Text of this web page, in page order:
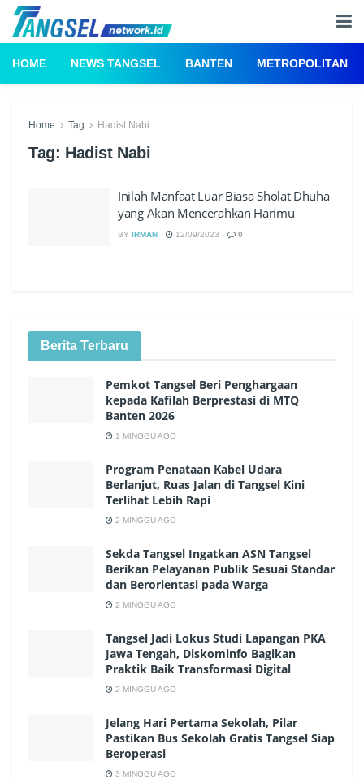
HOME NEWS TANGSEL BANTEN METROPOLITAN
Home Tag Hadist Nabi
Tag: Hadist Nabi
Inilah Manfaat Luar Biasa Sholat Dhuha
yang Akan Mencerahkan Harimu
BY IRMAN 12/09/2023 0
Berita Terbaru
Pemkot Tangsel Beri Penghargaan
kepada Kafilah Berprestasi di MTQ
Banten 2026
1 MINGGU AGO
Program Penataan Kabel Udara
Berlanjut, Ruas Jalan di Tangsel Kini
Terlihat Lebih Rapi
2 MINGGU AGO
Sekda Tangsel Ingatkan ASN Tangsel
Berikan Pelayanan Publik Sesuai Standar
dan Berorientasi pada Warga
2 MINGGU AGO
Tangsel Jadi Lokus Studi Lapangan PKA
Jawa Tengah, Diskominfo Bagikan
Praktik Baik Transformasi Digital
2 MINGGU AGO
Jelang Hari Pertama Sekolah, Pilar
Pastikan Bus Sekolah Gratis Tangsel Siap
Beroperasi
3 MINGGU AGO